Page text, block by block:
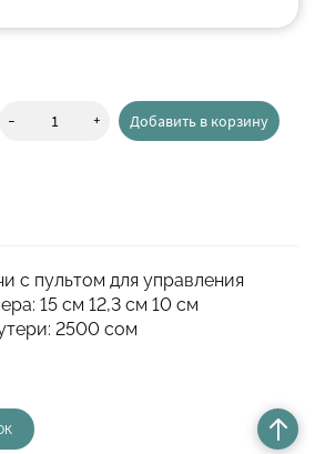
- + Добавить в корзину
с пультом для управления
15 см 12,3 см 10 см
2500 сом